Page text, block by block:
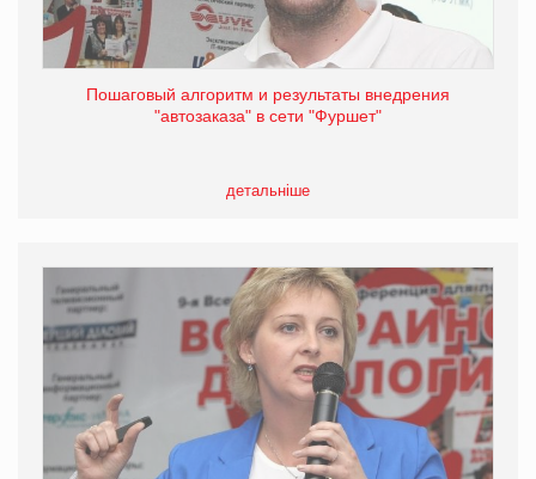
Пошаговый алгоритм и результаты внедрения
"автозаказа" в сети "Фуршет"
детальніше